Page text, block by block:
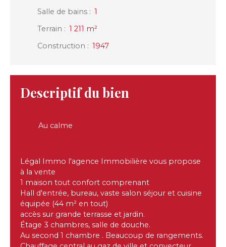
Salle de bains : 1
Terrain : 1 211 m²
Construction : 1947
Descriptif du bien
Au calme
Légal Immo l'agence Immobilière vous propose
à la vente
1 maison tout confort comprenant
Hall d'entrée, bureau, vaste salon séjour et cuisine
équipée (44 m² en tout)
accès sur grande terrasse et jardin.
Étage 3 chambres, salle de douche.
Au second 1 chambre . Beaucoup de rangements.